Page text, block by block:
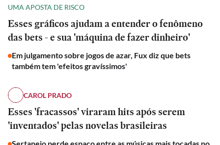
UMA APOSTA DE RISCO
Esses gráficos ajudam a entender o fenômeno
das bets - e sua 'máquina de fazer dinheiro'
Em julgamento sobre jogos de azar, Fux diz que bets
também tem 'efeitos gravíssimos'
CAROL PRADO
Esses 'fracassos' viraram hits após serem
'inventados' pelas novelas brasileiras